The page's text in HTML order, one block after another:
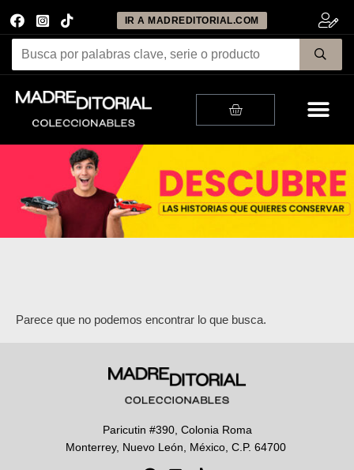
IR A MADREDITORIAL.COM
Cart
Parece que no podemos encontrar lo que busca.
Paricutin #390, Colonia Roma
Monterrey, Nuevo León, México, C.P. 64700